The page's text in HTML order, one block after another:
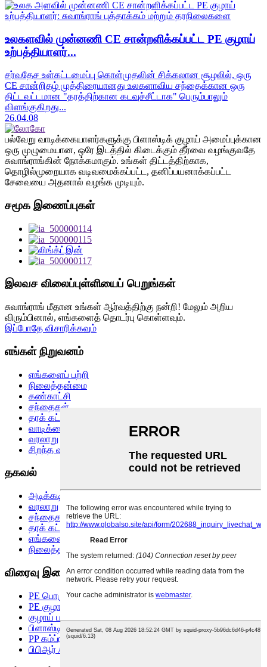
உலகளவில் முன்னணி CE சான்றளிக்கப்பட்ட PE குழாய்
உற்பத்தியாளர்...
சர்வதேச உள்கட்டமைப்பு கொள்முதலின் சிக்கலான சூழலில், ஒரு
CE சான்றிதழ் முத்திரையானது உலகளாவிய சந்தைக்கான ஒரு
திட்டவட்டமான "தரத்திற்கான கடவுச்சீட்டாக" பெரும்பாலும்
விளங்குகிறது...
26.04.08
பல்வேறு வாடிக்கையாளர்களுக்கு பிளாஸ்டிக் குழாய் அமைப்புக்கான
ஒரு முழுமையான, ஒரே இடத்தில் கிடைக்கும் தீர்வை வழங்குவதே
சுவாங்ராங்கின் நோக்கமாகும். உங்கள் திட்டத்திற்காக,
தொழில்முறையாக வடிவமைக்கப்பட்ட, தனிப்பயனாக்கப்பட்ட
சேவையை அதனால் வழங்க முடியும்.
சமூக இணைப்புகள்
இலவச விலைப்புள்ளியைப் பெறுங்கள்
சுவாங்ராங் மீதான உங்கள் ஆர்வத்திற்கு நன்றி! மேலும் அறிய
விரும்பினால், எங்களைத் தொடர்பு கொள்ளவும்.
இப்போதே விசாரிக்கவும்
எங்கள் நிறுவனம்
எங்களைப் பற்றி
நிலைத்தன்மை
கண்காட்சி
சந்தைகள்
தரக் கட்டுப்பாடு
வாடிக்கையாளர் மதிப்புரைகள்
வரலாறு
சிறந்த வலைப்பதிவு
தகவல்
அடிக்கடி கேட்கப்படும் கேள்விகள்
வரலாறு
சந்தைகள்
தரக் கட்டுப்பாடு
எங்களைத் தொடர்பு கொள்ளுங்கள்
நிலைத்தன்மை
விரைவு இணைப்புகள்
PE பொருத்துதல்
PE குழாய்
குழாய் பழுதுபார்க்கும் கிளாம்ப் மற்றும் இணைப்பான்
பிளாஸ்டிக் குழாய் பற்றவைப்பு இயந்திரம் மற்றும் கருவி
PP கம்ப்ரஷன் ஃபிட்டிங்
பிபிஆர் / பிஇஎக்ஸ் / குழாய் மற்றும் பொருத்துதல்